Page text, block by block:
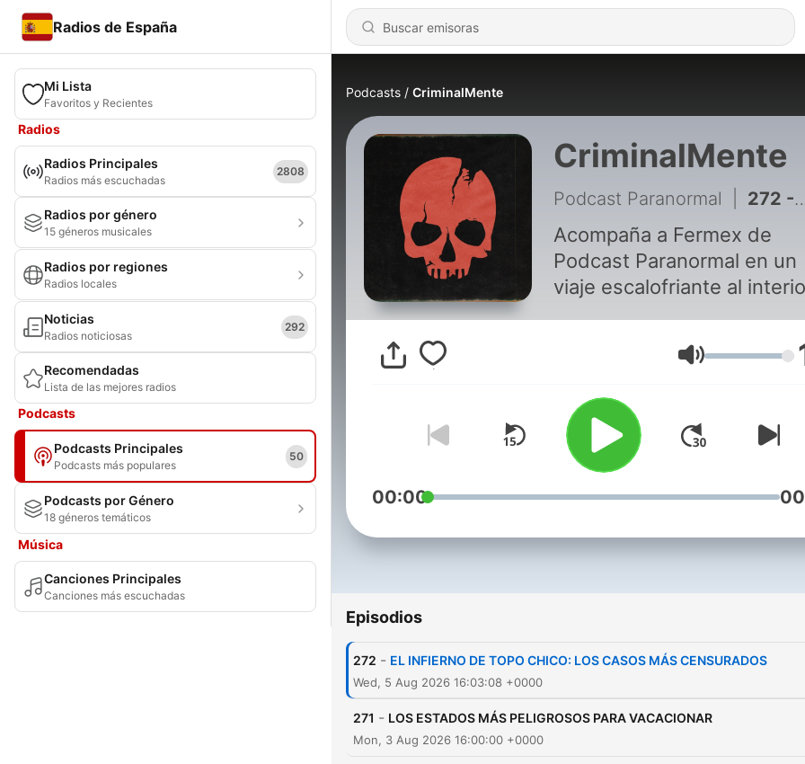
Radios de España
Mi Lista
Favoritos y Recientes
Radios
Radios Principales
Radios más escuchadas
2808
Radios por género
15 géneros musicales
Radios por regiones
Radios locales
Noticias
Radios noticiosas
292
Recomendadas
Lista de las mejores radios
Podcasts
Podcasts Principales
Podcasts más populares
50
Podcasts por Género
18 géneros temáticos
Música
Canciones Principales
Canciones más escuchadas
Podcasts CriminalMente
CriminalMente
Podcast Paranormal 272 - EL INFIERNO DE TOPO CHICO: LOS CASOS MÁS CENSURADOS
Acompaña a Fermex de
Podcast Paranormal en un
viaje escalofriante al
mediáticos asesinos
de la historia. Capítulos
Patrocinios y negocios:
Volumen
00:00
Episodios
272 - EL INFIERNO DE TOPO CHICO: LOS CASOS MÁS CENSURADOS
Wed, 5 Aug 2026 16:03:08 +0000
271 - LOS ESTADOS MÁS PELIGROSOS PARA VACACIONAR
Mon, 3 Aug 2026 16:00:00 +0000